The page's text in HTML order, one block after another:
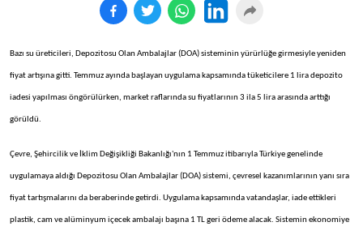
Bazı su üreticileri, Depozitosu Olan Ambalajlar (DOA) sisteminin yürürlüğe girmesiyle yeniden
fiyat artışına gitti. Temmuz ayında başlayan uygulama kapsamında tüketicilere 1 lira depozito
iadesi yapılması öngörülürken, market raflarında su fiyatlarının 3 ila 5 lira arasında arttığı
görüldü.
Çevre, Şehircilik ve İklim Değişikliği Bakanlığı'nın 1 Temmuz itibarıyla Türkiye genelinde
uygulamaya aldığı Depozitosu Olan Ambalajlar (DOA) sistemi, çevresel kazanımlarının yanı sıra
fiyat tartışmalarını da beraberinde getirdi. Uygulama kapsamında vatandaşlar, iade ettikleri
plastik, cam ve alüminyum içecek ambalajı başına 1 TL geri ödeme alacak. Sistemin ekonomiye